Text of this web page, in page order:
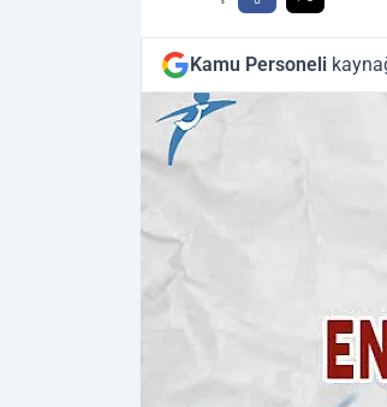
Kamu Personeli